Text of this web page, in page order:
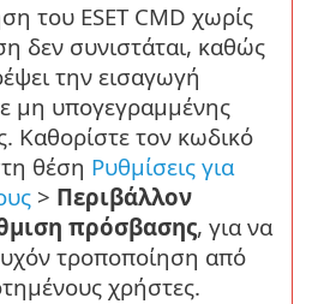
του ESET CMD χωρίς
δεν συνιστάται, καθώς
την εισαγωγή
μη υπογεγραμμένης
Καθορίστε τον κωδικό
θέση Ρυθμίσεις για
> Περιβάλλον
πρόσβασης, για να
τροποποίηση από
χρήστες.